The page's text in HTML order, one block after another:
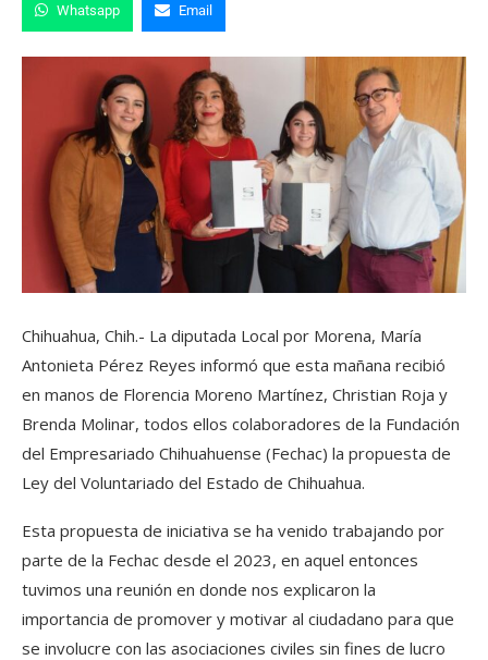
Whatsapp Email
Chihuahua, Chih.- La diputada Local por Morena, María
Antonieta Pérez Reyes informó que esta mañana recibió
en manos de Florencia Moreno Martínez, Christian Roja y
Brenda Molinar, todos ellos colaboradores de la Fundación
del Empresariado Chihuahuense (Fechac) la propuesta de
Ley del Voluntariado del Estado de Chihuahua.
Esta propuesta de iniciativa se ha venido trabajando por
parte de la Fechac desde el 2023, en aquel entonces
tuvimos una reunión en donde nos explicaron la
importancia de promover y motivar al ciudadano para que
se involucre con las asociaciones civiles sin fines de lucro